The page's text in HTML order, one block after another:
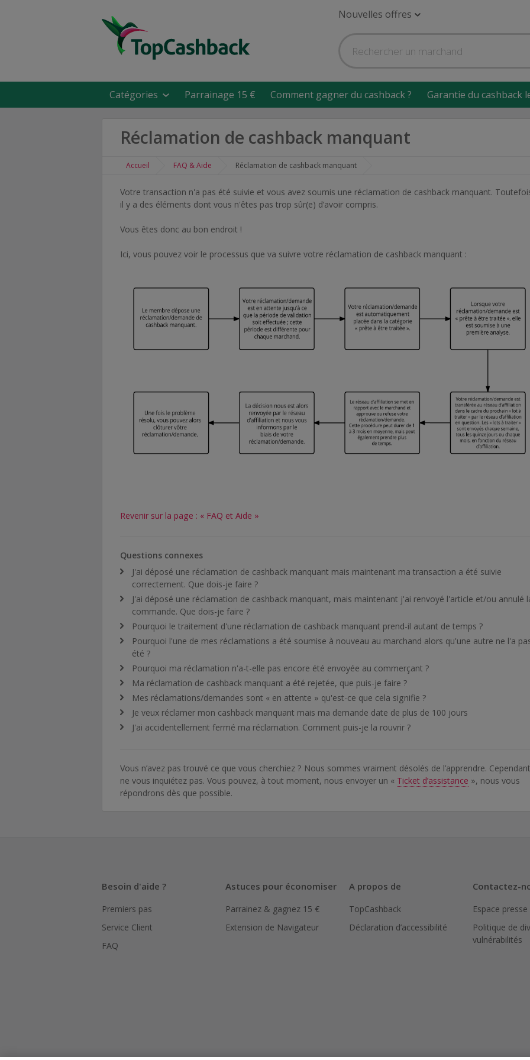
Nouvelles offres
Catégories Parrainage 15 € Comment gagner du cashback ? Garantie du cashback
Réclamation de cashback manquant
Accueil FAQ & Aide Réclamation de cashback manquant
Votre transaction n'a pas été suivie et vous avez soumis une réclamation de cashback manquant.
il y a des éléments dont vous n'êtes pas trop sûr(e) d’avoir compris.
Vous êtes donc au bon endroit !
Ici, vous pouvez voir le processus que va suivre votre réclamation de cashback manquant :
Revenir sur la page : « FAQ et Aide »
Questions connexes
J'ai déposé une réclamation de cashback manquant mais maintenant ma transaction a été suivie
correctement. Que dois-je faire ?
J'ai déposé une réclamation de cashback manquant, mais maintenant j'ai renvoyé l'article et/ou annulé
commande. Que dois-je faire ?
Pourquoi le traitement d'une réclamation de cashback manquant prend-il autant de temps ?
Pourquoi l'une de mes réclamations a été soumise à nouveau au marchand alors qu'une autre ne l'a
été ?
Pourquoi ma réclamation n'a-t-elle pas encore été envoyée au commerçant ?
Ma réclamation de cashback manquant a été rejetée, que puis-je faire ?
Mes réclamations/demandes sont « en attente » qu'est-ce que cela signifie ?
Je veux réclamer mon cashback manquant mais ma demande date de plus de 100 jours
J'ai accidentellement fermé ma réclamation. Comment puis-je la rouvrir ?
Vous n’avez pas trouvé ce que vous cherchiez ? Nous sommes vraiment désolés de l’apprendre.
ne vous inquiétez pas. Vous pouvez, à tout moment, nous envoyer un « Ticket d’assistance », nous vous
répondrons dès que possible.
Besoin d'aide ?
Premiers pas
Service Client
FAQ
Astuces pour économiser
Parrainez & gagnez 15 €
Extension de Navigateur
A propos de
TopCashback
Déclaration d’accessibilité
Contactez-
Espace presse
Politique de
vulnérabilités